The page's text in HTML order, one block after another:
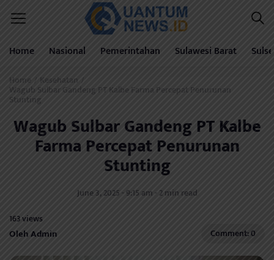
Home Nasional Pemerintahan Sulawesi Barat
Home / Kesehatan /
Wagub Sulbar Gandeng PT Kalbe Farma Percepat Penurunan
Stunting
Wagub Sulbar Gandeng PT Kalbe
Farma Percepat Penurunan
Stunting
June 3, 2025 - 9:15 am - 2 min read
163 views
Oleh Admin Comment: 0